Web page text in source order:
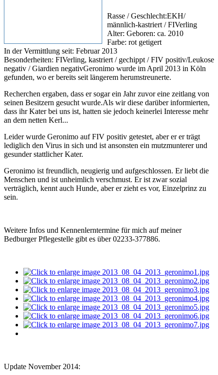
Rasse / Geschlecht:EKH/
männlich-kastriert / FIVerling
Alter: Geboren: ca. 2010
Farbe: rot getigert
In der Vermittlung seit: Februar 2013
Besonderheiten: FIVerling, kastriert / gechippt / FIV positiv/Leukose
negativ / Giardien negativGeronimo wurde im April 2013 in Köln
gefunden, wo er bereits seit längerem herumstreunerte.
Recherchen ergaben, dass er sogar ein Jahr zuvor eine zeitlang von
seinen Besitzern gesucht wurde.Als wir diese darüber informierten,
dass ihr Kater bei uns ist, hatten sie jedoch keinerlei Interesse mehr
an dem netten Kerl...
Leider wurde Geronimo auf FIV positiv getestet, aber er er trägt
lediglich den Virus in sich und ist ansonsten ein mutzmunterer und
gesunder stattlicher Kater.
Geronimo ist freundlich, neugierig und aufgeschlossen. Er liebt die
Menschen und ist unheimlich verschmust. Er ist zwar sozial
verträglich, kennt auch Hunde, aber er zieht es vor, Einzelprinz zu
sein.
Weitere Infos und Kennenlerntermine für mich auf meiner
Bedburger Pflegestelle gibt es über 02233-377886.
Update November 2014: